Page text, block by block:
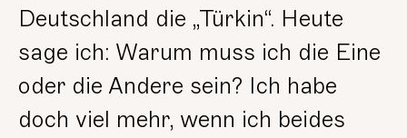
Deutschland die „Türkin“. Heute
sage ich: Warum muss ich die Eine
oder die Andere sein? Ich habe
doch viel mehr, wenn ich beides